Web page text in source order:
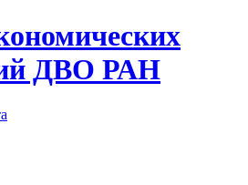
ДВО РАН